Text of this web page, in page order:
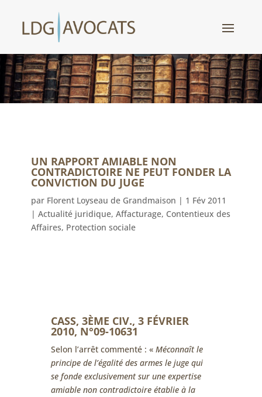
UN RAPPORT AMIABLE NON
CONTRADICTOIRE NE PEUT FONDER LA
CONVICTION DU JUGE
par Florent Loyseau de Grandmaison | 1 Fév 2011
| Actualité juridique, Affacturage, Contentieux des
Affaires, Protection sociale
CASS, 3ÈME CIV., 3 FÉVRIER
2010, N°09-10631
Selon l’arrêt commenté : «Méconnaît le
principe de l’égalité des armes le juge qui
se fonde exclusivement sur une expertise
amiable non contradictoire établie à la